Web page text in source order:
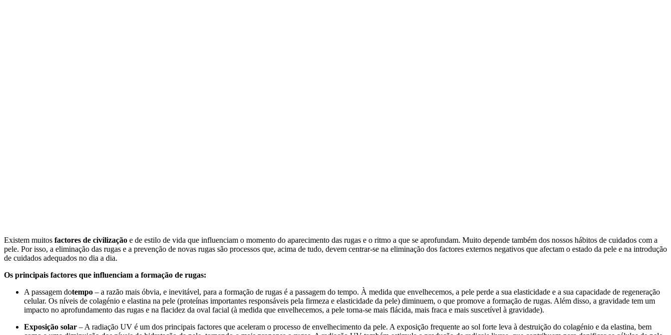
Existem muitos factores de civilização e de estilo de vida que influenciam o momento do aparecimento das rugas e o ritmo a que se aprofundam. Muito depende também dos nossos hábitos de cuidados com a
pele. Por isso, a eliminação das rugas e a prevenção de novas rugas são processos que, acima de tudo, devem centrar-se na eliminação dos factores externos negativos que afectam o estado da pele e na introdução
de cuidados adequados no dia a dia.
Os principais factores que influenciam a formação de rugas:
A passagem dotempo – a razão mais óbvia, e inevitável, para a formação de rugas é a passagem do tempo. À medida que envelhecemos, a pele perde a sua elasticidade e a sua capacidade de regeneração
celular. Os níveis de colagénio e elastina na pele (proteínas importantes responsáveis pela firmeza e elasticidade da pele) diminuem, o que promove a formação de rugas. Além disso, a gravidade tem um
impacto no aprofundamento das rugas e na flacidez da oval facial (à medida que envelhecemos, a pele torna-se mais flácida, mais fraca e mais suscetível à gravidade).
Exposição solar – A radiação UV é um dos principais factores que aceleram o processo de envelhecimento da pele. A exposição frequente ao sol forte leva à destruição do colagénio e da elastina, bem